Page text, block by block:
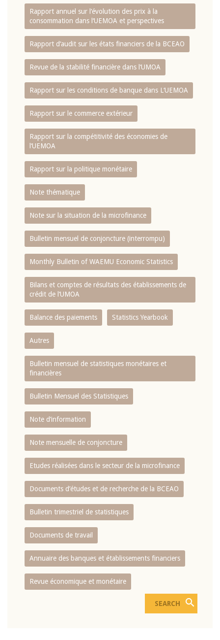
Rapport annuel sur l‘évolution des prix à la
consommation dans l‘UEMOA et perspectives
Rapport d‘audit sur les états financiers de la BCEAO
Revue de la stabilité financière dans l‘UMOA
Rapport sur les conditions de banque dans L‘UEMOA
Rapport sur le commerce extérieur
Rapport sur la compétitivité des économies de
l‘UEMOA
Rapport sur la politique monétaire
Note thématique
Note sur la situation de la microfinance
Bulletin mensuel de conjoncture (interrompu)
Monthly Bulletin of WAEMU Economic Statistics
Bilans et comptes de résultats des établissements de
crédit de l‘UMOA
Balance des paiements Statistics Yearbook
Autres
Bulletin mensuel de statistiques monétaires et
financières
Bulletin Mensuel des Statistiques
Note d’information
Note mensuelle de conjoncture
Etudes réalisées dans le secteur de la microfinance
Documents d’études et de recherche de la BCEAO
Bulletin trimestriel de statistiques
Documents de travail
Annuaire des banques et établissements financiers
Revue économique et monétaire